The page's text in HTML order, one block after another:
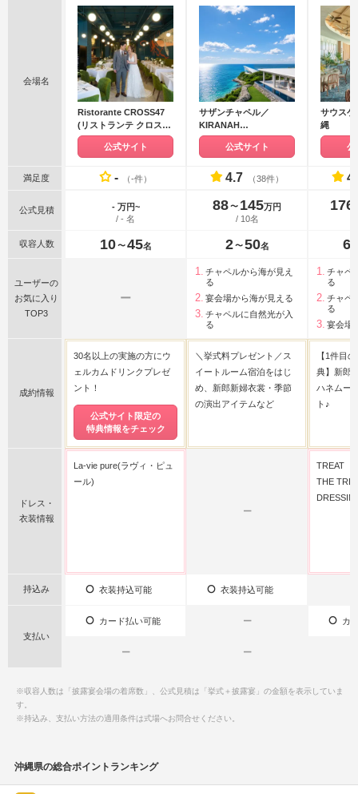
会場名
Ristorante CROSS47
(リストランテ クロスフ
ォーティーセブン）
公式サイト
サザンチャペル／
KIRANAH
RESORT（キラナリゾ
ート）沖縄公式サイト
サウスゲ
縄
公
満足度 - （-件） 4.7 （38件）
公式見積
- 万円~
/ - 名
88〜 145万円
/ 10名
176
収容人数 10 〜 45名 2 〜 50名 6
ユーザーの
お気に入り
TOP3
ー
チャペルから海が見え
る
宴会場から海が見える
チャペルに自然光が入
る
チャペ
る
チャペ
る
宴会場
成約情報
30名以上の実施の方にウ
ェルカムドリンクプレゼ
ント！
公式サイト限定の
特典情報をチェック
＼挙式料プレゼント／ス
イートルーム宿泊をはじ
め、新郎新婦衣裳・季節
の演出アイテムなど
【1件目
典】新郎
ハネムー
ト♪
ドレス・
衣装情報
La-vie pure(ラヴィ・ピュ
ール)
ー
TREAT（
THE
持込み 衣装持込可能 衣装持込可能
支払い
カード払い可能 ー カ
ー ー
※収容人数は「披露宴会場の着席数」、公式見積は「挙式＋披露宴」の金額を表示していま
す。
※持込み、支払い方法の適用条件は式場へお問合せください。
沖縄県の総合ポイントランキング